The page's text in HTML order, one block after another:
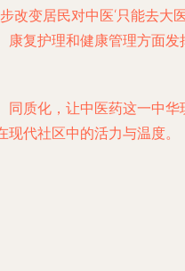
改变居民对中医‘只能去
复护理和健康管理方面
质化，让中医药这一中
代社区中的活力与温度。